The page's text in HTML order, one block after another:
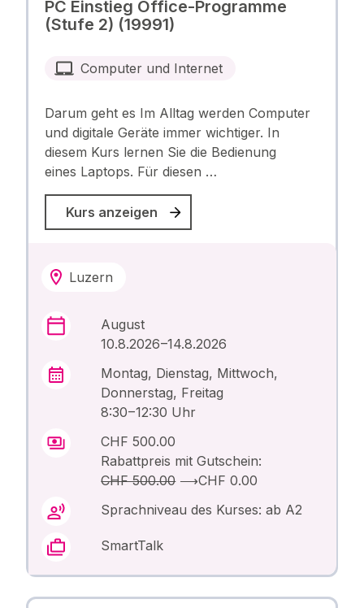
PC Einstieg Office-Programme
(Stufe 2) (19991)
Computer und Internet
Darum geht es Im Alltag werden Computer
und digitale Geräte immer wichtiger. In
diesem Kurs lernen Sie die Bedienung
eines Laptops. Für diesen …
Kurs anzeigen
Luzern
August
10.8.2026 –14.8.2026
Montag, Dienstag, Mittwoch,
Donnerstag, Freitag
8:30 – 12:30 Uhr
CHF 500.00
Rabattpreis mit Gutschein:
CHF 500.00⟶CHF 0.00
Sprachniveau des Kurses: ab A2
SmartTalk